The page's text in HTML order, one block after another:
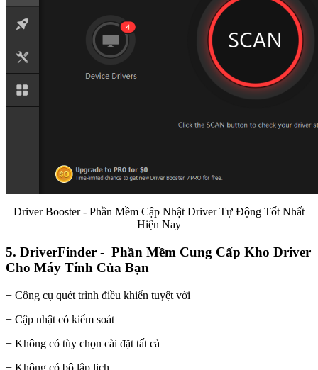
Driver Booster - Phần Mềm Cập Nhật Driver Tự Động Tốt Nhất
Hiện Nay
5. DriverFinder - Phần Mềm Cung Cấp Kho Driver
Cho Máy Tính Của Bạn
+ Công cụ quét trình điều khiển tuyệt vời
+ Cập nhật có kiểm soát
+ Không có tùy chọn cài đặt tất cả
+ Không có bộ lập lịch